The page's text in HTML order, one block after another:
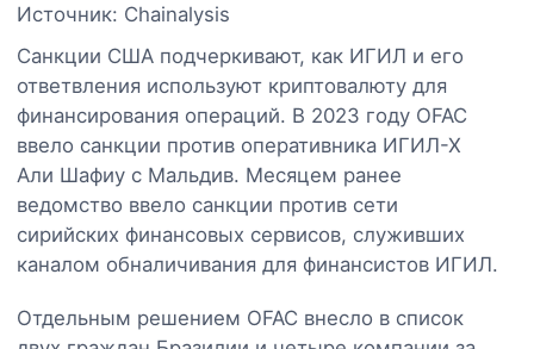
Источник: Chainalysis
Санкции США подчеркивают, как ИГИЛ и его
ответвления используют криптовалюту для
финансирования операций. В 2023 году OFAC
ввело санкции против оперативника ИГИЛ-Х
Али Шафиу с Мальдив. Месяцем ранее
ведомство ввело санкции против сети
сирийских финансовых сервисов, служивших
каналом обналичивания для финансистов ИГИЛ.
Отдельным решением OFAC внесло в список